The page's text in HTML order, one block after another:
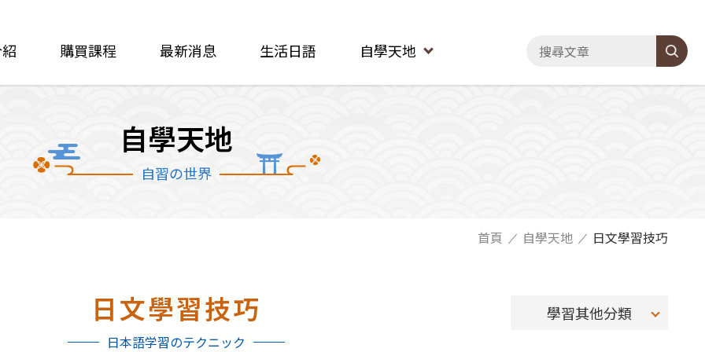
購買課程 最新消息 生活日語 自學天地
自學天地
自習の世界
首頁 自學天地 日文學習技巧
日文學習技巧
日本語学習のテクニック
學習其他分類